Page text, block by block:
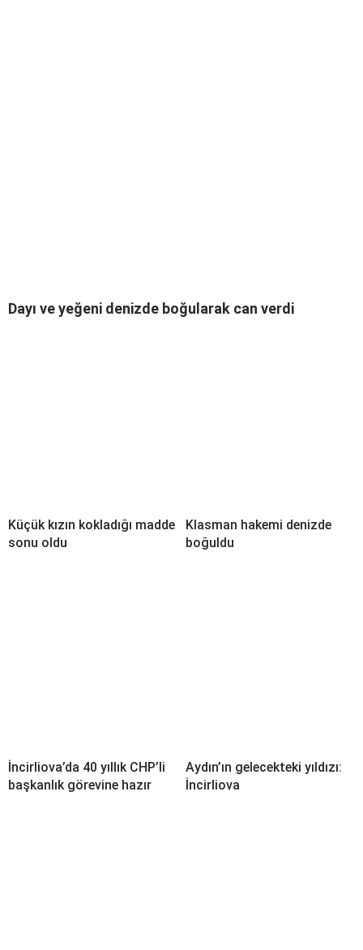
Dayı ve yeğeni denizde boğularak can verdi
Küçük kızın kokladığı madde
sonu oldu
Klasman hakemi denizde
boğuldu
İncirliova’da 40 yıllık CHP’li
başkanlık görevine hazır
Aydın’ın gelecekteki yıldızı:
İncirliova